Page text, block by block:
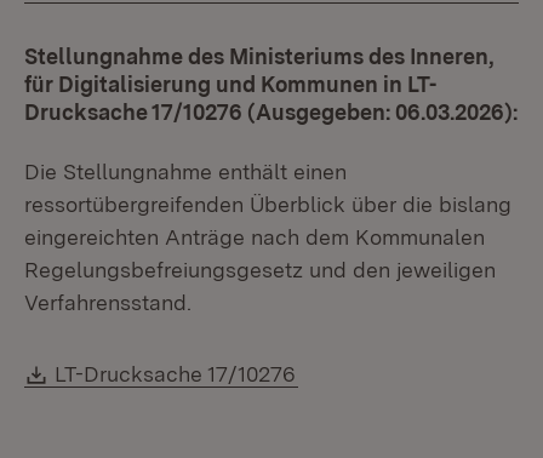
Stellungnahme des Ministeriums des Inneren,
für Digitalisierung und Kommunen in LT-
Drucksache 17/10276 (Ausgegeben: 06.03.2026):
Die Stellungnahme enthält einen
ressortübergreifenden Überblick über die bislang
eingereichten Anträge nach dem Kommunalen
Regelungsbefreiungsgesetz und den jeweiligen
Verfahrensstand.
Download:
LT-Drucksache 17/10276